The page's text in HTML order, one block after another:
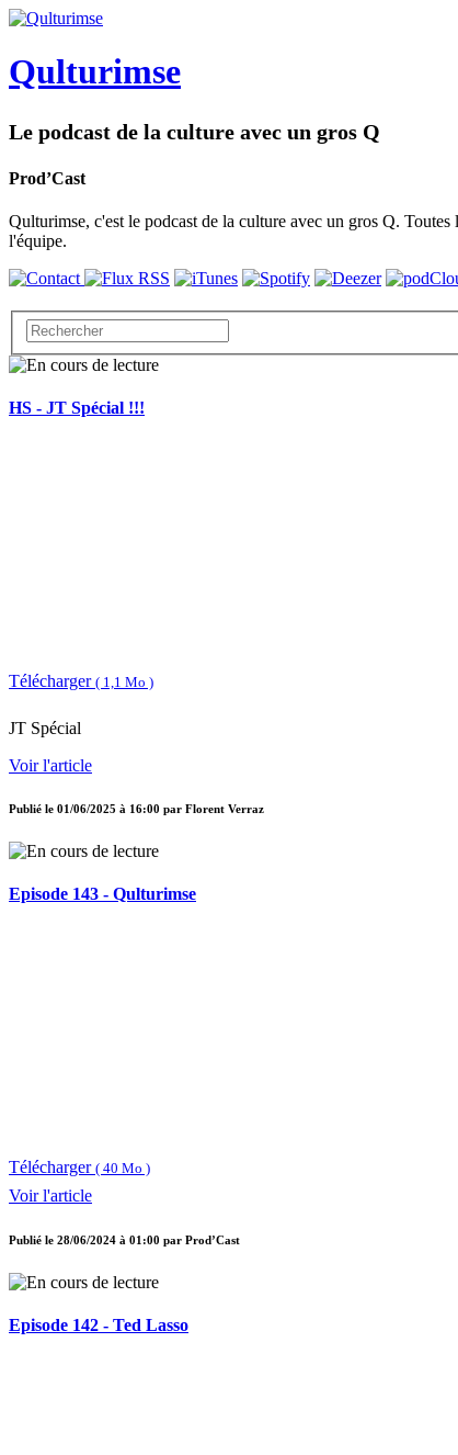
Qulturimse
Le podcast de la culture avec un gros Q
Prod’Cast
Qulturimse, c'est le podcast de la culture avec un gros Q.
l'équipe.
HS - JT Spécial !!!
Télécharger ( 1,1 Mo )
JT Spécial
Voir l'article
Publié le 01/06/2025 à 16:00 par Florent Verraz
Episode 143 - Qulturimse
Télécharger ( 40 Mo )
Voir l'article
Publié le 28/06/2024 à 01:00 par Prod’Cast
Episode 142 - Ted Lasso